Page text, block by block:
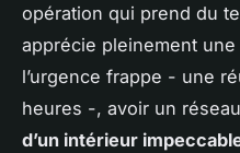
opération qui prend du
apprécie pleinement
l’urgence frappe - une
heures -, avoir un
d’un intérieur